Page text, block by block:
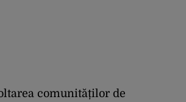
comunităților de